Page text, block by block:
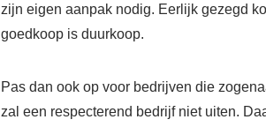
zijn eigen aanpak nodig. Eerlijk gezegd
goedkoop is duurkoop.
Pas dan ook op voor bedrijven die
zal een respecterend bedrijf niet uiten.